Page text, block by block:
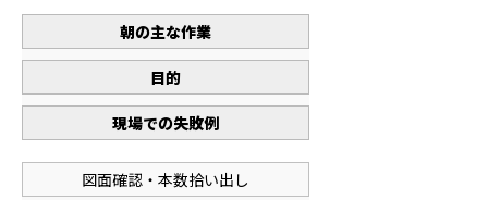
朝の主な作業
目的
現場での失敗例
図面確認・本数拾い出し